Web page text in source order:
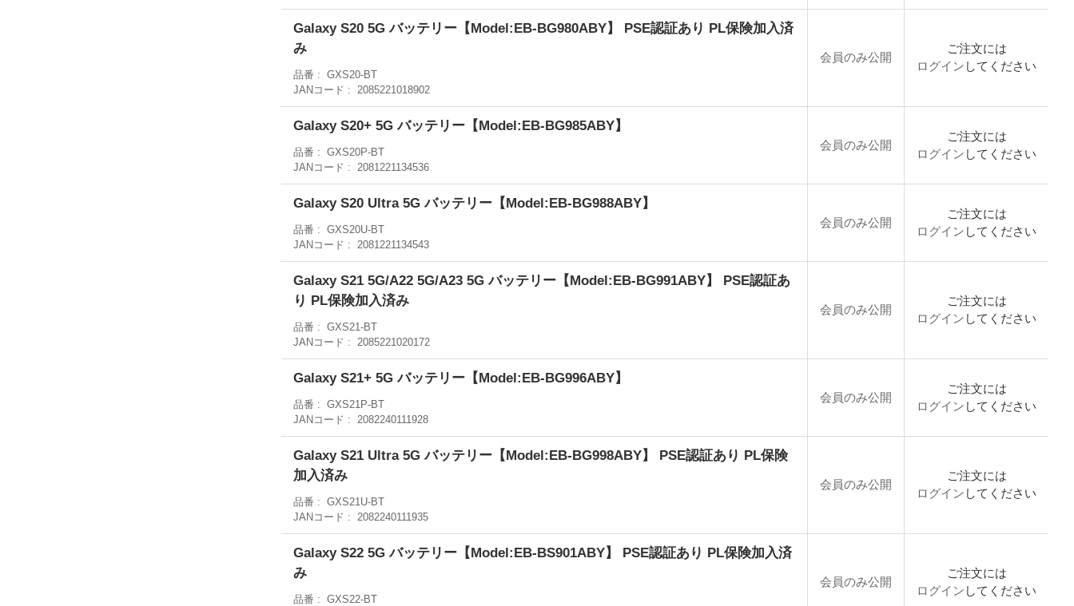
Galaxy S20 5G バッテリー【Model:EB-BG980ABY】 PSE認証あり PL保険加入済
み
品番
GXS20-BT
JANコード
2085221018902
会員のみ公開
ご注文には
ログイン してください
Galaxy S20+ 5G バッテリー【Model:EB-BG985ABY】
品番
GXS20P-BT
JANコード
2081221134536
会員のみ公開
ご注文には
ログイン してください
Galaxy S20 Ultra 5G バッテリー【Model:EB-BG988ABY】
品番
GXS20U-BT
JANコード
2081221134543
会員のみ公開
ご注文には
ログイン してください
Galaxy S21 5G/A22 5G/A23 5G バッテリー【Model:EB-BG991ABY】 PSE認証あ
り PL保険加入済み
品番
GXS21-BT
JANコード
2085221020172
会員のみ公開
ご注文には
ログイン してください
Galaxy S21+ 5G バッテリー【Model:EB-BG996ABY】
品番
GXS21P-BT
JANコード
2082240111928
会員のみ公開
ご注文には
ログイン してください
Galaxy S21 Ultra 5G バッテリー【Model:EB-BG998ABY】 PSE認証あり PL保険
加入済み
品番
GXS21U-BT
JANコード
2082240111935
会員のみ公開
ご注文には
ログイン してください
Galaxy S22 5G バッテリー【Model:EB-BS901ABY】 PSE認証あり PL保険加入済
み
品番
GXS22-BT
会員のみ公開
ご注文には
ログイン してください